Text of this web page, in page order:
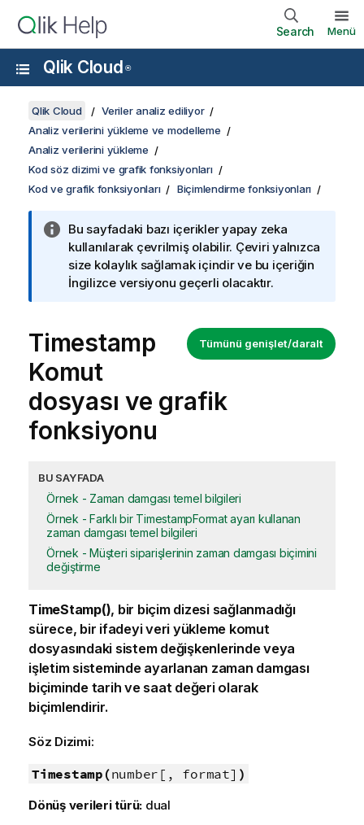
Search Menü
Qlik Cloud ®
Qlik Cloud
Veriler analiz ediliyor
Analiz verilerini yükleme ve modelleme
Analiz verilerini yükleme
Kod söz dizimi ve grafik fonksiyonları
Kod ve grafik fonksiyonları
Biçimlendirme fonksiyonları
Bu sayfadaki bazı içerikler yapay zeka
kullanılarak çevrilmiş olabilir. Çeviri yalnızca
size kolaylık sağlamak içindir ve bu içeriğin
İngilizce versiyonu geçerli olacaktır.
Tümünü genişlet/daralt
Timestamp
Komut
dosyası ve grafik
fonksiyonu
BU SAYFADA
Örnek - Zaman damgası temel bilgileri
Örnek - Farklı bir TimestampFormat ayarı kullanan
zaman damgası temel bilgileri
Örnek - Müşteri siparişlerinin zaman damgası biçimini
değiştirme
TimeStamp(), bir biçim dizesi sağlanmadığı
sürece, bir ifadeyi veri yükleme komut
dosyasındaki sistem değişkenlerinde veya
işletim sisteminde ayarlanan zaman damgası
biçiminde tarih ve saat değeri olarak
biçimlendirir.
Söz Dizimi:
Timestamp(number[, format] )
Dönüş verileri türü: dual